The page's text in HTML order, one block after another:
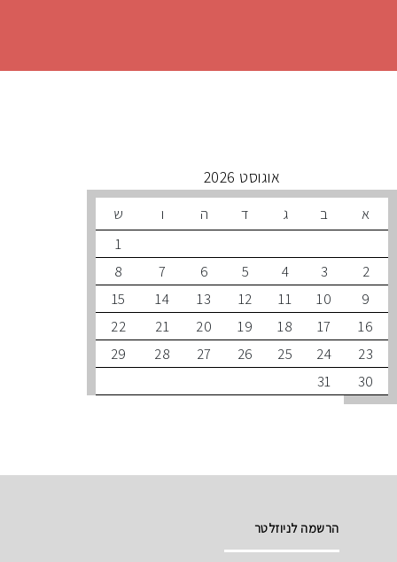
ב ד ה ו
ש
3
5
6
7
8
10
11
12
13
14
15
17
18
19
20
21
22
24
25
26
27
28
29
31
הרשמה לניוזלטר